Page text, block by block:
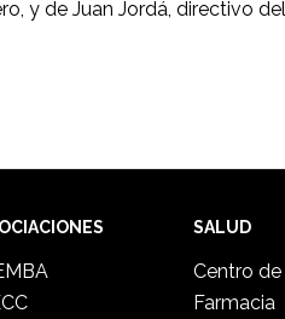
y de Juan Jordá, directivo
SALUD
Centro
Farmacia